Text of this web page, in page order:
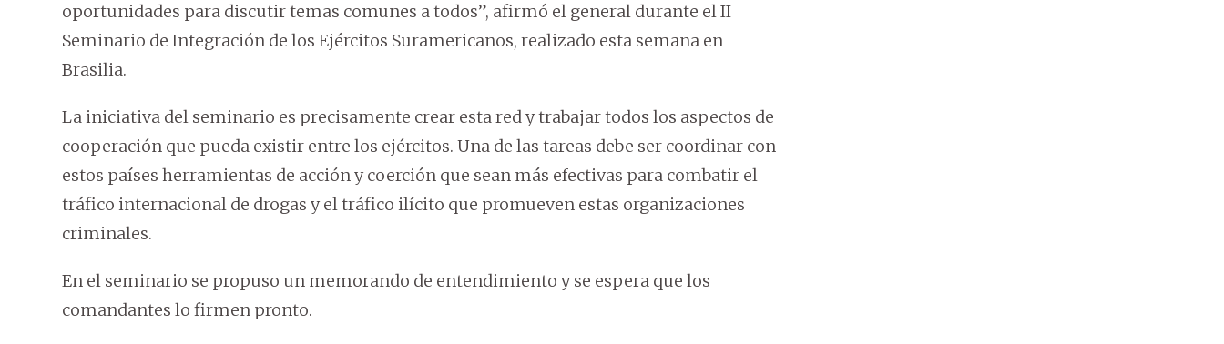
oportunidades para discutir temas comunes a todos”, afirmó el general durante el II
Seminario de Integración de los Ejércitos Suramericanos, realizado esta semana en
Brasilia.
La iniciativa del seminario es precisamente crear esta red y trabajar todos los aspectos de
cooperación que pueda existir entre los ejércitos. Una de las tareas debe ser coordinar con
estos países herramientas de acción y coerción que sean más efectivas para combatir el
tráfico internacional de drogas y el tráfico ilícito que promueven estas organizaciones
criminales.
En el seminario se propuso un memorando de entendimiento y se espera que los
comandantes lo firmen pronto.